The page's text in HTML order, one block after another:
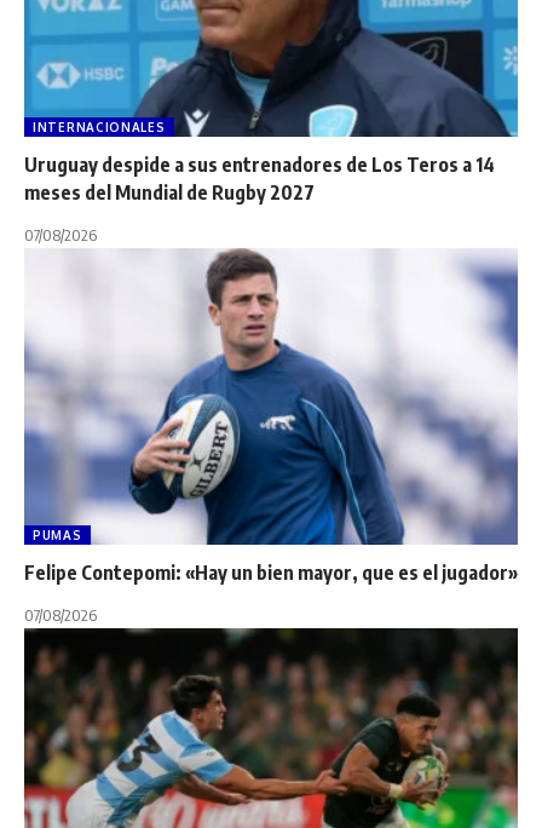
INTERNACIONALES
Uruguay despide a sus entrenadores de Los Teros a 14
meses del Mundial de Rugby 2027
07/08/2026
PUMAS
Felipe Contepomi: «Hay un bien mayor, que es el jugador»
07/08/2026